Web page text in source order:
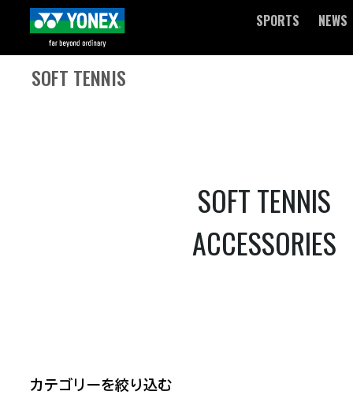
SPORTS NEWS
SOFT TENNIS
SOFT TENNIS
ACCESSORIES
カテゴリーを絞り込む